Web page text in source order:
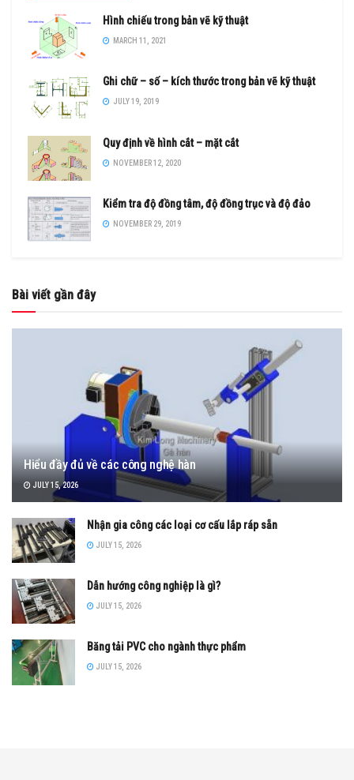
Hình chiếu trong bản vẽ kỹ thuật
MARCH 11, 2021
Ghi chữ – số – kích thước trong bản vẽ kỹ thuật
JULY 19, 2019
Quy định về hình cắt – mặt cắt
NOVEMBER 12, 2020
Kiểm tra độ đồng tâm, độ đồng trục và độ đảo
NOVEMBER 29, 2019
Bài viết gần đây
Hiểu đầy đủ về các công nghệ hàn
JULY 15, 2026
Nhận gia công các loại cơ cấu lắp ráp sẵn
JULY 15, 2026
Dẫn hướng công nghiệp là gì?
JULY 15, 2026
Băng tải PVC cho ngành thực phẩm
JULY 15, 2026